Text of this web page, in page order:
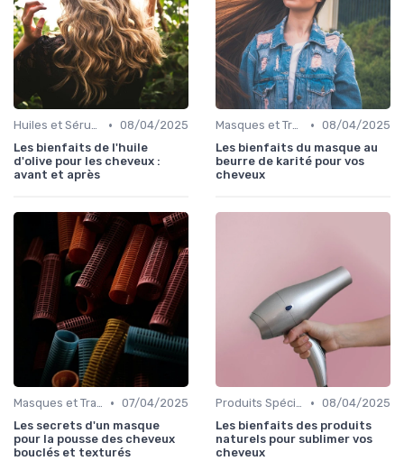
Huiles et Sérums • 08/04/2025
Les bienfaits de l'huile
d'olive pour les cheveux :
avant et après
Masques et Traitements en Profondeur • 08/04/2025
Les bienfaits du masque au
beurre de karité pour vos
cheveux
Masques et Traitements en Profondeur • 07/04/2025
Les secrets d'un masque
pour la pousse des cheveux
bouclés et texturés
Produits Spécifiques (Anti-Frisottis, Hydratants) • 08/04/2025
Les bienfaits des produits
naturels pour sublimer vos
cheveux